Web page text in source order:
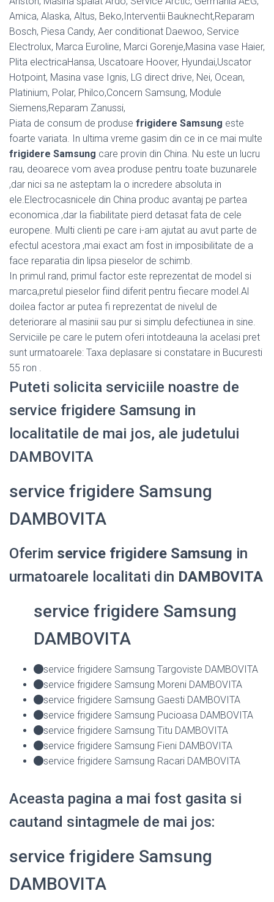
Amica, Alaska, Altus, Beko,Interventii Bauknecht,Reparam
Bosch, Piesa Candy, Aer conditionat Daewoo, Service
Electrolux, Marca Euroline, Marci Gorenje,Masina vase Haier,
Plita electricaHansa, Uscatoare Hoover, Hyundai,Uscator
Hotpoint, Masina vase Ignis, LG direct drive, Nei, Ocean,
Platinium, Polar, Philco,Concern Samsung, Module
Siemens,Reparam Zanussi,
Piata de consum de produse frigidere Samsung este
foarte variata. In ultima vreme gasim din ce in ce mai multe
frigidere Samsung care provin din China. Nu este un lucru
rau, deoarece vom avea produse pentru toate buzunarele
,dar nici sa ne asteptam la o incredere absoluta in
ele.Electrocasnicele din China produc avantaj pe partea
economica ,dar la fiabilitate pierd detasat fata de cele
europene. Multi clienti pe care i-am ajutat au avut parte de
efectul acestora ,mai exact am fost in imposibilitate de a
face reparatia din lipsa pieselor de schimb.
In primul rand, primul factor este reprezentat de model si
marca,pretul pieselor fiind diferit pentru fiecare model.Al
doilea factor ar putea fi reprezentat de nivelul de
deteriorare al masinii sau pur si simplu defectiunea in sine.
Serviciile pe care le putem oferi intotdeauna la acelasi pret
sunt urmatoarele: Taxa deplasare si constatare in Bucuresti
55 ron .
Puteti solicita serviciile noastre de
service frigidere Samsung in
localitatile de mai jos, ale judetului
DAMBOVITA
service frigidere Samsung
DAMBOVITA
Oferim service frigidere Samsung in
urmatoarele localitati din DAMBOVITA
service frigidere Samsung
DAMBOVITA
service frigidere Samsung Targoviste DAMBOVITA
service frigidere Samsung Moreni DAMBOVITA
service frigidere Samsung Gaesti DAMBOVITA
service frigidere Samsung Pucioasa DAMBOVITA
service frigidere Samsung Titu DAMBOVITA
service frigidere Samsung Fieni DAMBOVITA
service frigidere Samsung Racari DAMBOVITA
Aceasta pagina a mai fost gasita si
cautand sintagmele de mai jos:
service frigidere Samsung
DAMBOVITA